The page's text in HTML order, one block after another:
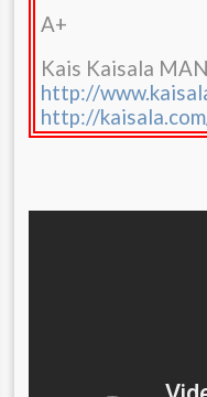
A+
Kais Kaisala
http://
http://